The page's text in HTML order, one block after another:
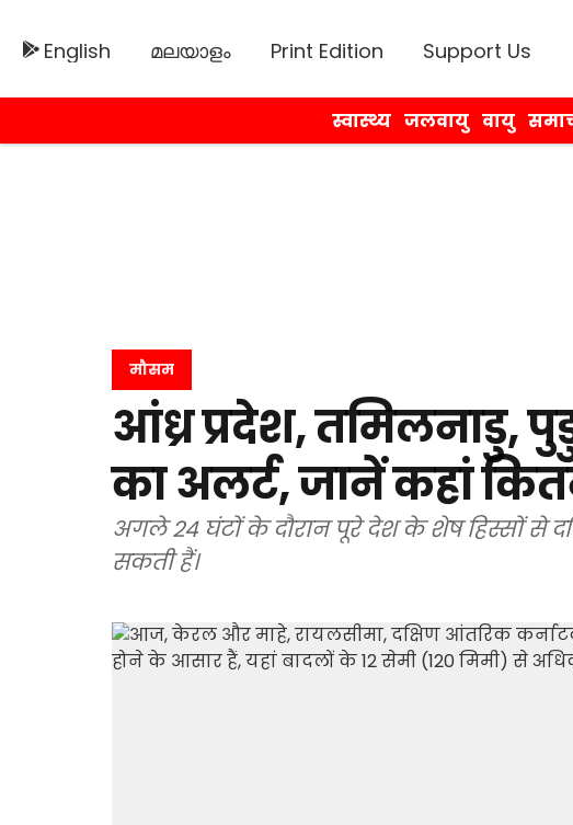
English മലയാളം Print Edition Support Us
स्वास्थ्य जलवायु वायु
मौसम
आंध्र प्रदेश, तमिलनाडु,
का अलर्ट, जानें कहां
अगले 24 घंटों के दौरान पूरे देश के शेष हिस्सों से
सकती हैं।